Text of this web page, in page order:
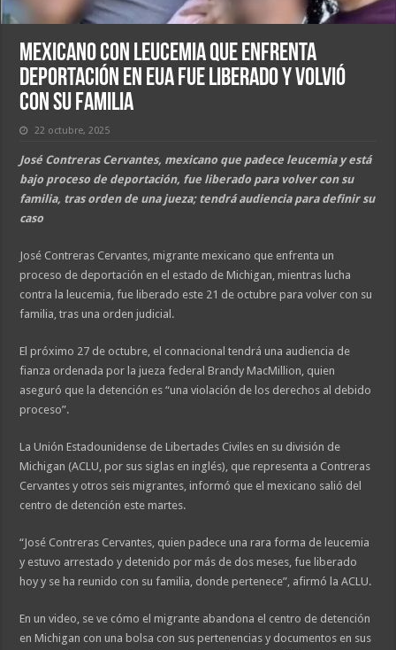
Mexicano con Leucemia que Enfrenta
Deportación en EUA Fue Liberado y Volvió
con su Familia
22 octubre, 2025
José Contreras Cervantes, mexicano que padece leucemia y está
bajo proceso de deportación, fue liberado para volver con su
familia, tras orden de una jueza; tendrá audiencia para definir su
caso
José Contreras Cervantes, migrante mexicano que enfrenta un
proceso de deportación en el estado de Michigan, mientras lucha
contra la leucemia, fue liberado este 21 de octubre para volver con su
familia, tras una orden judicial.
El próximo 27 de octubre, el connacional tendrá una audiencia de
fianza ordenada por la jueza federal Brandy MacMillion, quien
aseguró que la detención es “una violación de los derechos al debido
proceso”.
La Unión Estadounidense de Libertades Civiles en su división de
Michigan (ACLU, por sus siglas en inglés), que representa a Contreras
Cervantes y otros seis migrantes, informó que el mexicano salió del
centro de detención este martes.
“José Contreras Cervantes, quien padece una rara forma de leucemia
y estuvo arrestado y detenido por más de dos meses, fue liberado
hoy y se ha reunido con su familia, donde pertenece”, afirmó la ACLU.
En un video, se ve cómo el migrante abandona el centro de detención
en Michigan con una bolsa con sus pertenencias y documentos en sus